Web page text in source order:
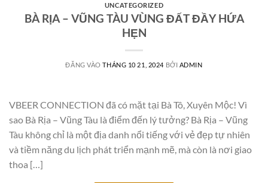
UNCATEGORIZED
BÀ RỊA – VŨNG TÀU VÙNG ĐẤT ĐẦY HỨA
HẸN
ĐĂNG VÀOTHÁNG 10 21, 2024 BỞI ADMIN
VBEER CONNECTION đã có mặt tại Bà Tô, Xuyên Mộc! Vì
sao Bà Rịa – Vũng Tàu là điểm đến lý tưởng? Bà Rịa – Vũng
Tàu không chỉ là một địa danh nổi tiếng với vẻ đẹp tự nhiên
và tiềm năng du lịch phát triển mạnh mẽ, mà còn là nơi giao
thoa […]